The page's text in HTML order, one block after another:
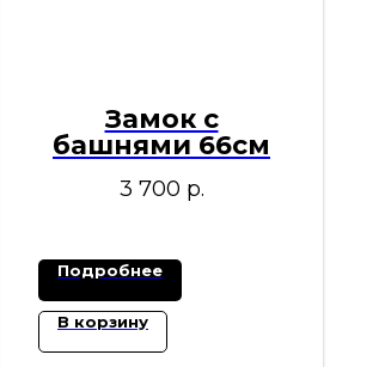
Замок с
башнями 66см
3 700 р.
Подробнее
В корзину